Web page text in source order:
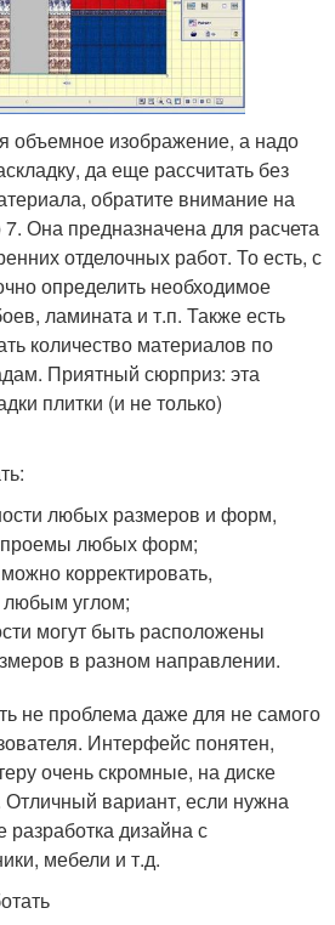
объемное изображение, а надо
да еще рассчитать без
обратите внимание на
Она предназначена для расчета
отделочных работ. То есть, с
определить необходимое
ламината и т.п. Также есть
количество материалов по
Приятный сюрприз: эта
плитки (и не только)
любых размеров и форм,
проемы любых форм;
корректировать,
любым углом;
могут быть расположены
в разном направлении.
не проблема даже для не самого
Интерфейс понятен,
очень скромные, на диске
вариант, если нужна
разработка дизайна с
мебели и т.д.